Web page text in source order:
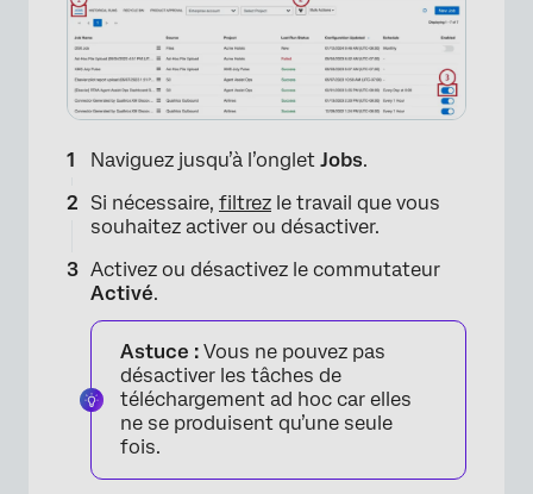
Naviguez jusqu’à l’onglet Jobs.
Si nécessaire, filtrez le travail que vous
souhaitez activer ou désactiver.
Activez ou désactivez le commutateur
Activé.
Astuce : Vous ne pouvez pas
désactiver les tâches de
téléchargement ad hoc car elles
ne se produisent qu’une seule
fois.